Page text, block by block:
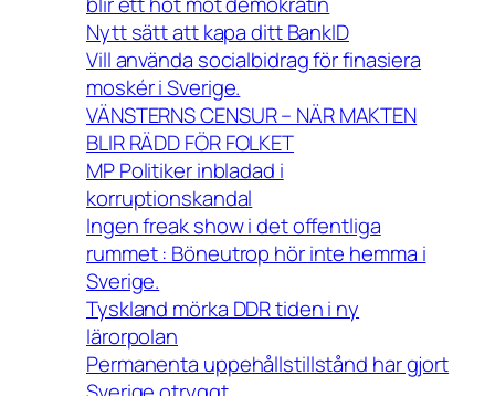
Nytt sätt att kapa ditt BankID
Vill använda socialbidrag för finasiera
moskér i Sverige.
VÄNSTERNS CENSUR – NÄR MAKTEN
BLIR RÄDD FÖR FOLKET
MP Politiker inbladad i
korruptionskandal
Ingen freak show i det offentliga
rummet : Böneutrop hör inte hemma i
Sverige.
Tyskland mörka DDR tiden i ny
lärorpolan
Permanenta uppehållstillstånd har gjort